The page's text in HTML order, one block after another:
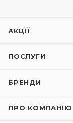
АКЦІЇ
ПОСЛУГИ
БРЕНДИ
ПРО КОМПАНІЮ